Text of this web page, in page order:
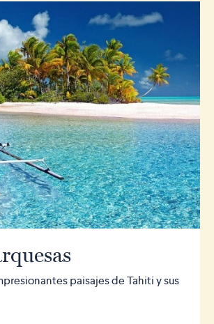
paisajes de Tahiti y sus